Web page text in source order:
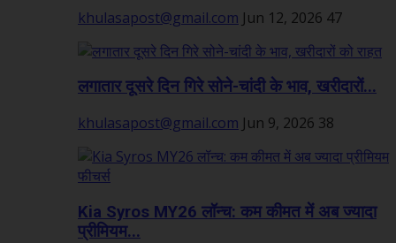
khulasapost@gmail.com Jun 12, 2026 47
लगातार दूसरे दिन गिरे सोने-चांदी के भाव, खरीदारों...
khulasapost@gmail.com Jun 9, 2026 38
Kia Syros MY26 लॉन्च: कम कीमत में अब ज्यादा
प्रीमियम...